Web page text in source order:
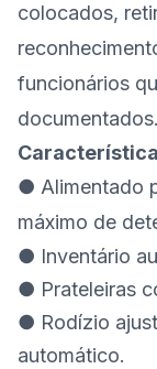
colocados,
funcionários
documentados.
● Alimentado
máximo de
● Inventário
● Prateleiras
● Rodízio
automático.